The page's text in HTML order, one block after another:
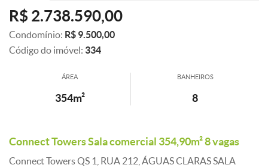
R$ 2.738.590,00
Condomínio: R$ 9.500,00
Código do imóvel: 334
ÁREA
354m²
BANHEIROS
8
Connect Towers Sala comercial 354,90m² 8 vagas
Connect Towers QS 1, RUA 212, ÁGUAS CLARAS SALA